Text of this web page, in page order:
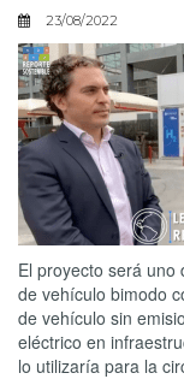
23/08/2022
El proyecto será
de vehículo bimodo
de vehículo sin
eléctrico en
lo utilizaría para la